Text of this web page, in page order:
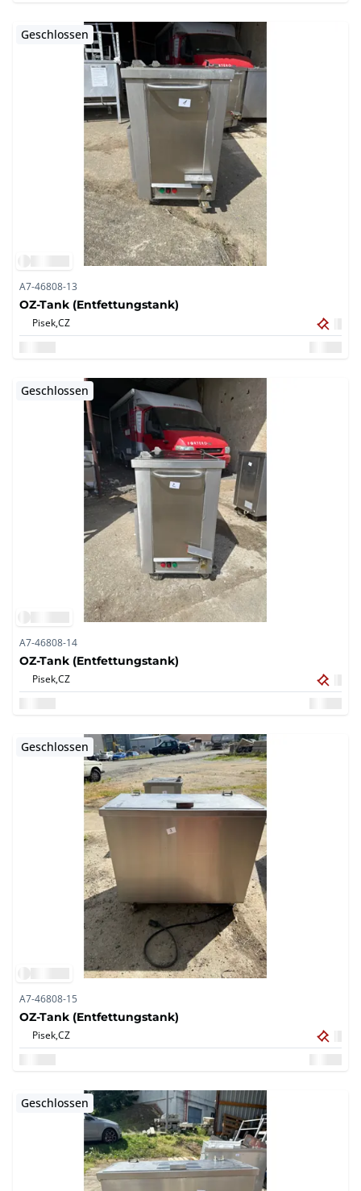
Geschlossen
A7-46808-13
OZ-Tank (Entfettungstank)
Pisek,CZ
Geschlossen
A7-46808-14
OZ-Tank (Entfettungstank)
Pisek,CZ
Geschlossen
A7-46808-15
OZ-Tank (Entfettungstank)
Pisek,CZ
Geschlossen